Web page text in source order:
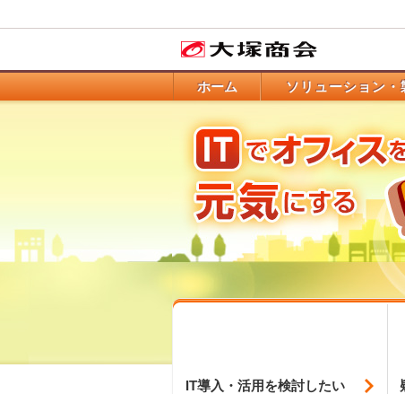
ホーム ソリューション・
IT導入・活用を検討したい